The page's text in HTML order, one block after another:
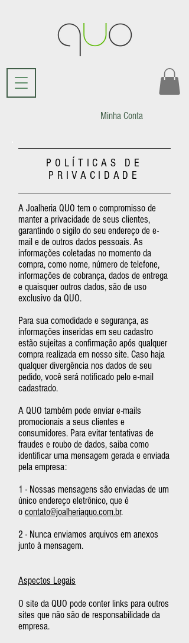
Minha Conta
POLÍTICAS DE
PRIVACIDADE
A Joalheria QUO tem o compromisso de
manter a privacidade de seus clientes,
garantindo o sigilo do seu endereço de e-
mail e de outros dados pessoais. As
informações coletadas no momento da
compra, como nome, número de telefone,
informações de cobrança, dados de entrega
e quaisquer outros dados, são de uso
exclusivo da QUO.
Para sua comodidade e segurança, as
informações inseridas em seu cadastro
estão sujeitas a confirmação após qualquer
compra realizada em nosso site. Caso haja
qualquer divergência nos dados de seu
pedido, você será notificado pelo e-mail
cadastrado.
A QUO também pode enviar e-mails
promocionais a seus clientes e
consumidores. Para evitar tentativas de
fraudes e roubo de dados, saiba como
identificar uma mensagem gerada e enviada
pela empresa:
1 - Nossas mensagens são enviadas de um
único endereço eletrônico, que é
o contato@joalheriaquo.com.br.
2 - Nunca enviamos arquivos em anexos
junto à mensagem.
Aspectos Legais
O site da QUO pode conter links para outros
sites que não são de responsabilidade da
empresa.